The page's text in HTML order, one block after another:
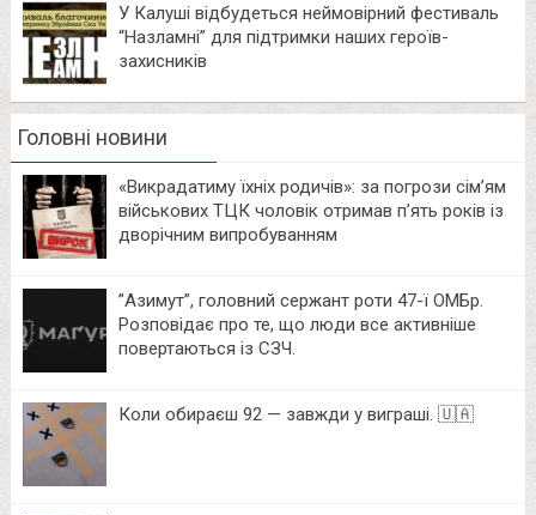
У Калуші відбудеться неймовірний фестиваль
“Назламні” для підтримки наших героїв-
захисників
Головні новини
«Викрадатиму їхніх родичів»: за погрози сім’ям
військових ТЦК чоловік отримав п’ять років із
дворічним випробуванням
⁨”Азимут”, головний сержант роти 47-ї ОМБр.
Розповідає про те, що люди все активніше
повертаються із СЗЧ.
Коли обираєш 92 — завжди у виграші. 🇺🇦